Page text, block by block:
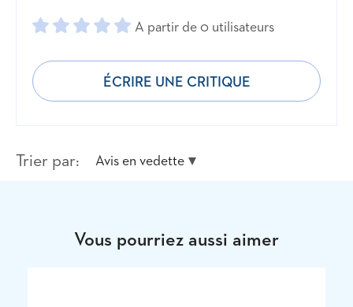
A partir de 0 utilisateurs
ÉCRIRE UNE CRITIQUE
Trier par: Avis en vedette
Vous pourriez aussi aimer